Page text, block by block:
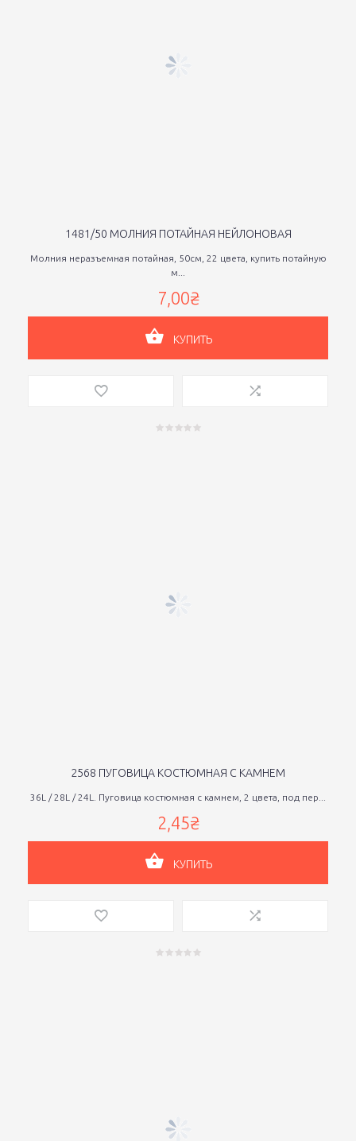
1481/50 МОЛНИЯ ПОТАЙНАЯ НЕЙЛОНОВАЯ
Молния неразъемная потайная, 50см, 22 цвета, купить потайную
м...
7,00₴
КУПИТЬ
2568 ПУГОВИЦА КОСТЮМНАЯ С КАМНЕМ
36L / 28L / 24L. Пуговица костюмная с камнем, 2 цвета, под пер...
2,45₴
КУПИТЬ